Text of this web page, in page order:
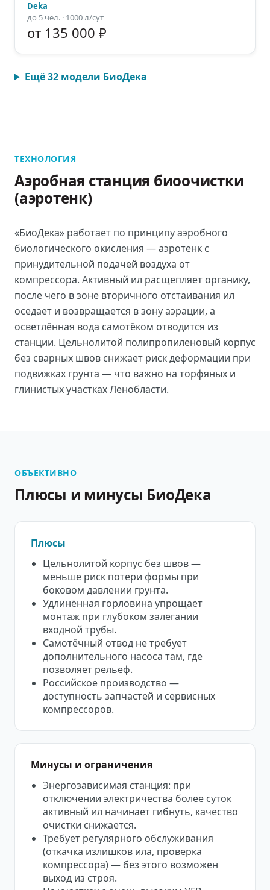
Deka
до 5 чел. · 1000 л/сут
от 135 000 ₽
Ещё32 модели БиоДека
ТЕХНОЛОГИЯ
Аэробная станция биоочистки
(аэротенк)
«БиоДека» работает по принципу аэробного
биологического окисления — аэротенк с
принудительной подачей воздуха от
компрессора. Активный ил расщепляет органику,
после чего в зоне вторичного отстаивания ил
оседает и возвращается в зону аэрации, а
осветлённая вода самотёком отводится из
станции. Цельнолитой полипропиленовый корпус
без сварных швов снижает риск деформации при
подвижках грунта — что важно на торфяных и
глинистых участках Ленобласти.
ОБЪЕКТИВНО
Плюсы и минусы БиоДека
Плюсы
Цельнолитой корпус без швов —
меньше риск потери формы при
боковом давлении грунта.
Удлинённая горловина упрощает
монтаж при глубоком залегании
входной трубы.
Самотёчный отвод не требует
дополнительного насоса там, где
позволяет рельеф.
Российское производство —
доступность запчастей и сервисных
компрессоров.
Минусы и ограничения
Энергозависимая станция: при
отключении электричества более суток
активный ил начинает гибнуть, качество
очистки снижается.
Требует регулярного обслуживания
(откачка излишков ила, проверка
компрессора) — без этого возможен
выход из строя.